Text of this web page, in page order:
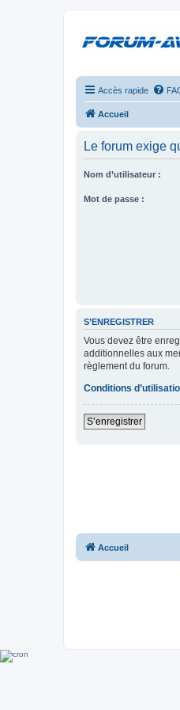
Accès rapide
Accueil
Le forum exige
Nom d’utilisateur :
Mot de passe :
S’ENREGISTRER
Vous devez être
additionnelles aux
règlement du forum.
Conditions
S’enregistrer
Accueil